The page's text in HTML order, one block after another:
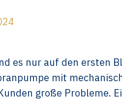
es nur auf den ersten
mit
große Probleme.